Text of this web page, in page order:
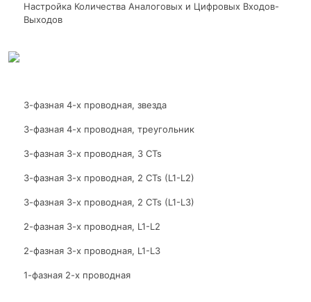
Настройка Количества Аналоговых и Цифровых Входов-
Выходов
3-фазная 4-х проводная, звезда
3-фазная 4-х проводная, треугольник
3-фазная 3-х проводная, 3 CTs
3-фазная 3-х проводная, 2 CTs (L1-L2)
3-фазная 3-х проводная, 2 CTs (L1-L3)
2-фазная 3-х проводная, L1-L2
2-фазная 3-х проводная, L1-L3
1-фазная 2-х проводная